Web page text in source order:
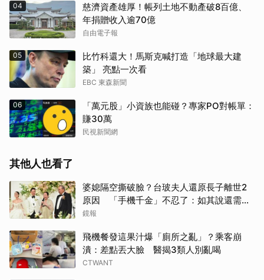
04
慈濟資產雄厚！帳列土地不動產破8百億、
年捐贈收入逾70億
自由電子報
05
比竹科還大！馬斯克喊打造「地球最大建
築」 亮點一次看
EBC 東森新聞
06
「萬元股」小資族也能碰？專家PO對帳單：
賺30萬
民視新聞網
其他人也看了
婆媳隔空撕破臉？台玻夫人還原長子離世2
原因 「手機千金」不忍了：如其說還需要
離開嗎？
鏡報
飛機餐發這果汁爆「廁所之亂」？乘客崩
潰：差點丟大臉 醫揭3類人別亂喝
CTWANT